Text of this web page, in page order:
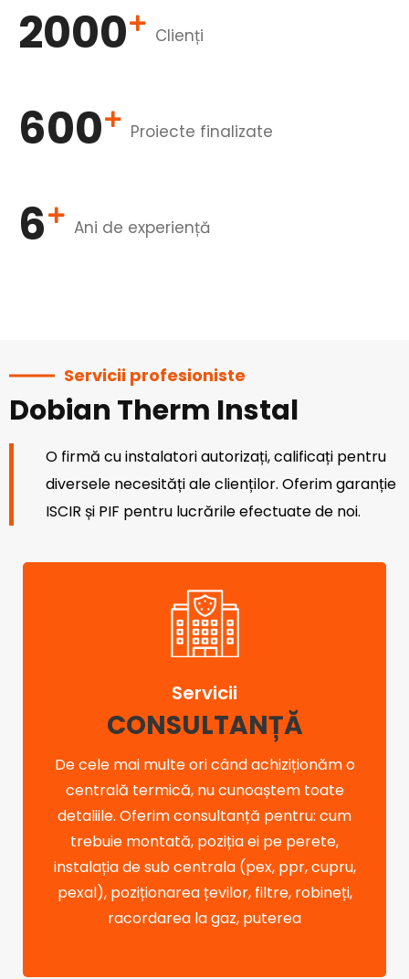
2000 Clienți
600 Proiecte finalizate
6 Ani de experiență
Servicii profesioniste
Dobian Therm Instal
O firmă cu instalatori autorizați, calificați pentru
diversele necesități ale clienților. Oferim garanție
ISCIR și PIF pentru lucrările efectuate de noi.
Servicii
CONSULTANȚĂ
De cele mai multe ori când achiziționăm o
centrală termică, nu cunoaștem toate
detaliile. Oferim consultanță pentru: cum
trebuie montată, poziția ei pe perete,
instalația de sub centrala (pex, ppr, cupru,
pexal), poziționarea țevilor, filtre, robineți,
racordarea la gaz, puterea